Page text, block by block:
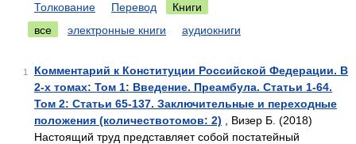
Толкование Перевод
Книги
все
электронные книги аудиокниги
1
Комментарий к Конституции Российской Федерации. В
2-х томах: Том 1: Введение. Преамбула. Статьи 1-64.
Том 2: Статьи 65-137. Заключительные и переходные
положения (количествотомов: 2) , Визер Б. (2018)
Настоящий труд представляет собой постатейный